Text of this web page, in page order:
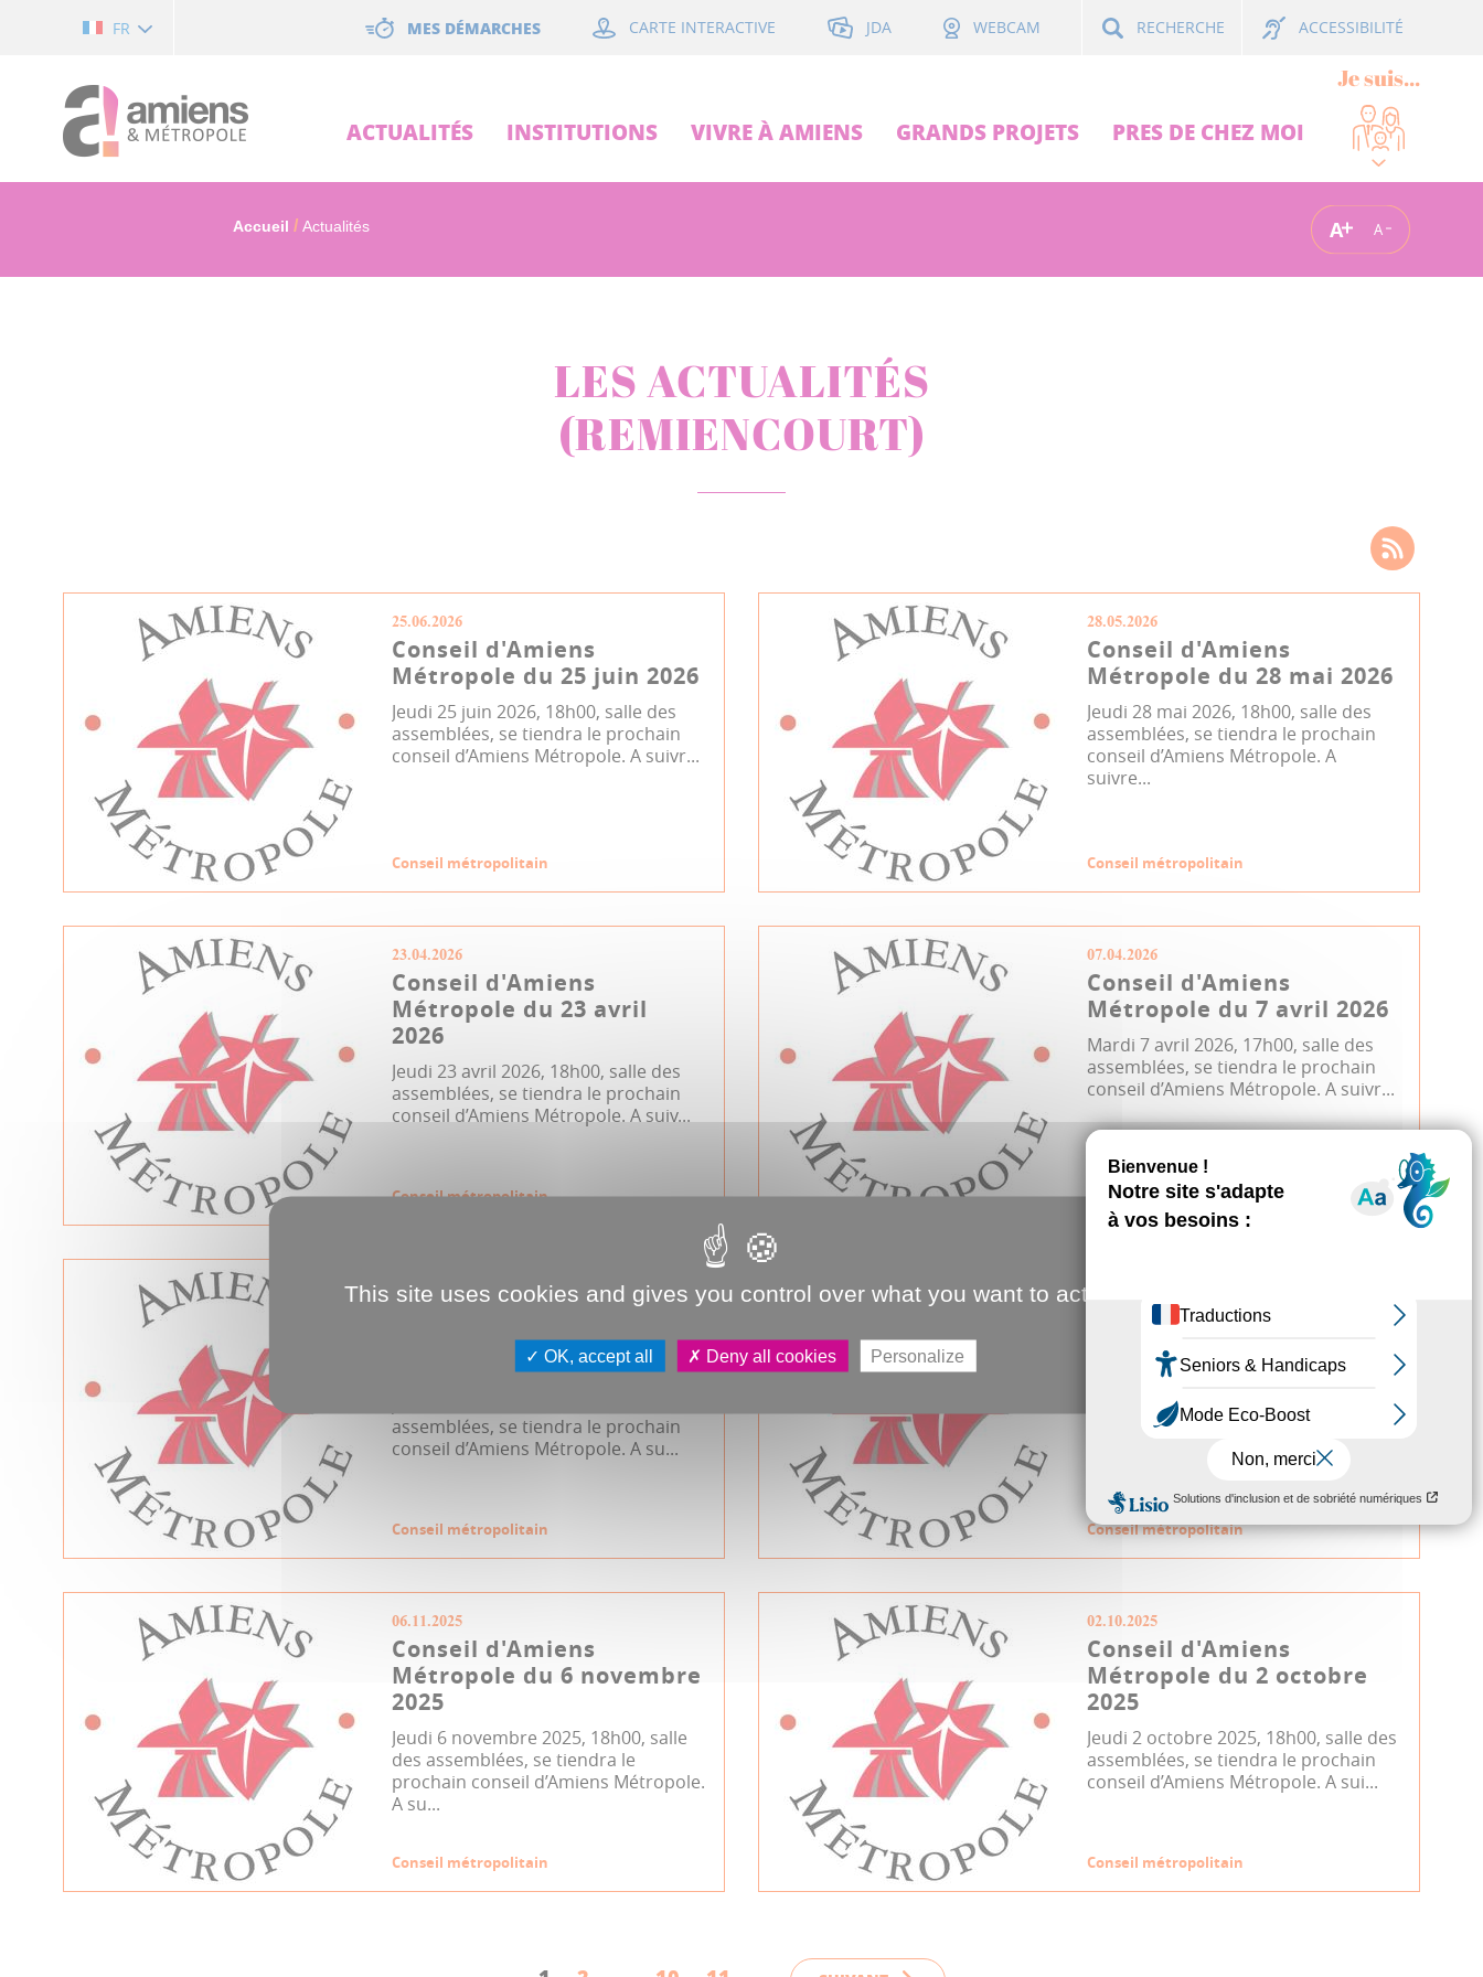
FR MES DÉMARCHES CARTE INTERACTIVE JDA WEBCAM RECHERCHE ACCESSIBILITÉ
ACTUALITÉS INSTITUTIONS VIVRE À AMIENS GRANDS PROJETS PRES DE CHEZ MOI
Je suis...
Accueil Actualités A A
LES ACTUALITÉS
(REMIENCOURT)
25.06.2026
Conseil d'Amiens
Métropole du 25 juin 2026
Jeudi 25 juin 2026, 18h00, salle des
assemblées, se tiendra le prochain
conseil d’Amiens Métropole. A suivr...
Conseil métropolitain
28.05.2026
Conseil d'Amiens
Métropole du 28 mai 2026
Jeudi 28 mai 2026, 18h00, salle des
assemblées, se tiendra le prochain
conseil d’Amiens Métropole. A
suivre...
Conseil métropolitain
23.04.2026
Conseil d'Amiens
Métropole du 23 avril
2026
Jeudi 23 avril 2026, 18h00, salle des
assemblées, se tiendra le prochain
conseil d’Amiens Métropole. A suiv...
Conseil métropolitain
07.04.2026
Conseil d'Amiens
Métropole du 7 avril 2026
Mardi 7 avril 2026, 17h00, salle des
assemblées, se tiendra le prochain
conseil d’Amiens Métropole. A suivr...
Conseil métropolitain
12.02.2026
Métropole du 12 février
assemblées, se tiendra le prochain
conseil d’Amiens Métropole. A su...
Conseil métropolitain
Conseil d'Amiens
décembre 2025
Jeudi 18 décembre 2025, 18h00, salle
des assemblées, se tiendra le
prochain conseil d’Amiens Métropole.
Conseil métropolitain
06.11.2025
Conseil d'Amiens
Métropole du 6 novembre
2025
Jeudi 6 novembre 2025, 18h00, salle
des assemblées, se tiendra le
prochain conseil d’Amiens Métropole.
A su...
Conseil métropolitain
02.10.2025
Conseil d'Amiens
Métropole du 2 octobre
2025
Jeudi 2 octobre 2025, 18h00, salle des
assemblées, se tiendra le prochain
conseil d’Amiens Métropole. A sui...
Conseil métropolitain
This site uses cookies and gives you control over what you want to activate
OK, accept all Deny all cookies Personalize